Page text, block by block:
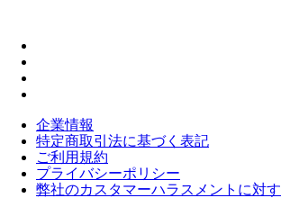
企業情報
特定商取引法に基づく表記
ご利用規約
プライバシーポリシー
弊社のカスタマーハラスメントに対